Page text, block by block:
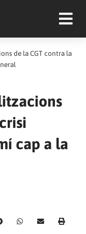
de la CGT contra la
cap a la